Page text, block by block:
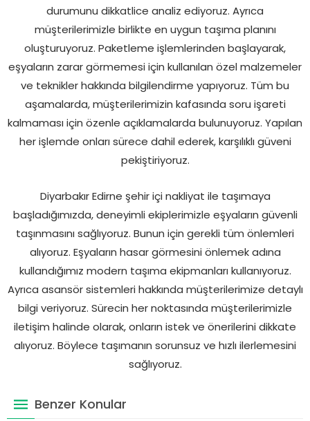
durumunu dikkatlice analiz ediyoruz. Ayrıca
müşterilerimizle birlikte en uygun taşıma planını
oluşturuyoruz. Paketleme işlemlerinden başlayarak,
eşyaların zarar görmemesi için kullanılan özel malzemeler
ve teknikler hakkında bilgilendirme yapıyoruz. Tüm bu
aşamalarda, müşterilerimizin kafasında soru işareti
kalmaması için özenle açıklamalarda bulunuyoruz. Yapılan
her işlemde onları sürece dahil ederek, karşılıklı güveni
pekiştiriyoruz.
Diyarbakır Edirne şehir içi nakliyat ile taşımaya
başladığımızda, deneyimli ekiplerimizle eşyaların güvenli
taşınmasını sağlıyoruz. Bunun için gerekli tüm önlemleri
alıyoruz. Eşyaların hasar görmesini önlemek adına
kullandığımız modern taşıma ekipmanları kullanıyoruz.
Ayrıca asansör sistemleri hakkında müşterilerimize detaylı
bilgi veriyoruz. Sürecin her noktasında müşterilerimizle
iletişim halinde olarak, onların istek ve önerilerini dikkate
alıyoruz. Böylece taşımanın sorunsuz ve hızlı ilerlemesini
sağlıyoruz.
Benzer Konular